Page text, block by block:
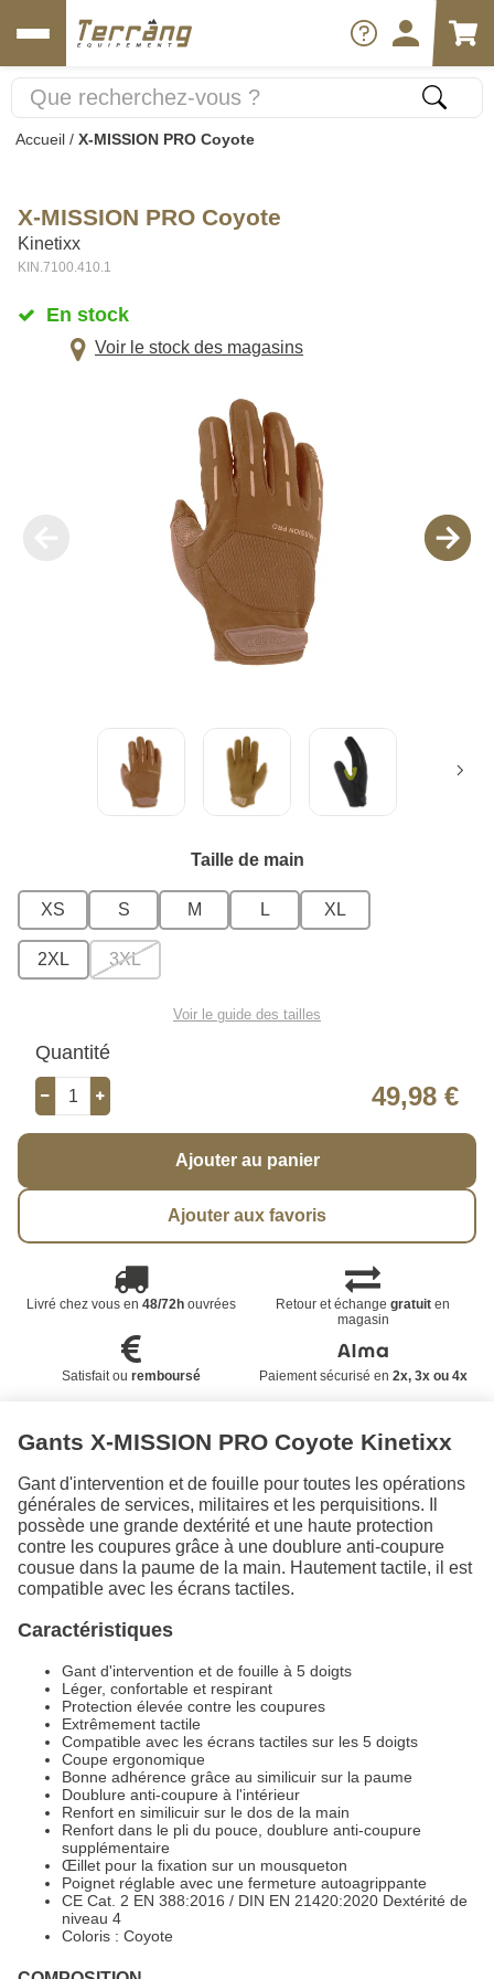
Accueil / X-MISSION PRO Coyote
X-MISSION PRO Coyote
Kinetixx
KIN.7100.410.1
En stock
Voir le stock des magasins
Taille de main
XS S M L XL
2XL 3XL
Voir le guide des tailles
Quantité
49,98 €
Ajouter au panier
Ajouter aux favoris
Livré chez vous en 48/72houvrées Retour et échangegratuit en
magasin
Satisfait ou remboursé Paiement sécurisé en 2x, 3x ou 4x
Gants X-MISSION PRO Coyote Kinetixx
Gant d'intervention et de fouille pour toutes les opérations
générales de services, militaires et les perquisitions. Il
possède une grande dextérité et une haute protection
contre les coupures grâce à une doublure anti-coupure
cousue dans la paume de la main. Hautement tactile, il est
compatible avec les écrans tactiles.
Caractéristiques
Gant d'intervention et de fouille à 5 doigts
Léger, confortable et respirant
Protection élevée contre les coupures
Extrêmement tactile
Compatible avec les écrans tactiles sur les 5 doigts
Coupe ergonomique
Bonne adhérence grâce au similicuir sur la paume
Doublure anti-coupure à l'intérieur
Renfort en similicuir sur le dos de la main
Renfort dans le pli du pouce, doublure anti-coupure
supplémentaire
Œillet pour la fixation sur un mousqueton
Poignet réglable avec une fermeture autoagrippante
CE Cat. 2 EN 388:2016 / DIN EN 21420:2020 Dextérité de
niveau 4
Coloris : Coyote